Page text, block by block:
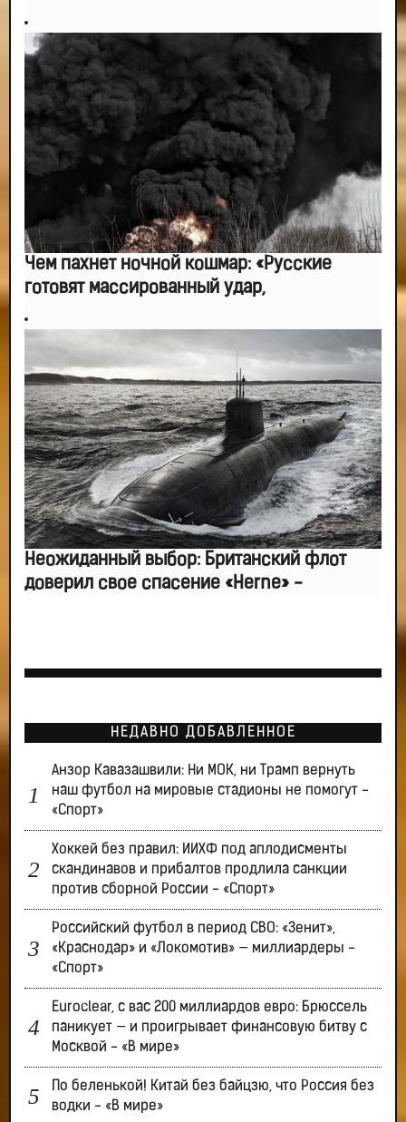
-- Самое большое богатство — это ум. Самая большая нищета — глупость.
Из всех страхов самый пугающий — самолюбование.
-- Лучшее, что можно сделать с хорошим советом, это пропустить его
мимо ушей. Он никогда не бывает полезен никому, кроме того, кто его дал.
-- Люблю давать советы и очень не люблю, когда их дают мне.
Чем пахнет ночной кошмар: «Русские
готовят массированный удар,
Неожиданный выбор: Британский флот
доверил свое спасение «Herne» -
НЕДАВНО ДОБАВЛЕННОЕ
Анзор Кавазашвили: Ни МОК, ни Трамп вернуть
наш футбол на мировые стадионы не помогут -
«Спорт»
Хоккей без правил: ИИХФ под аплодисменты
скандинавов и прибалтов продлила санкции
против сборной России - «Спорт»
Российский футбол в период СВО: «Зенит»,
«Краснодар» и «Локомотив» — миллиардеры -
«Спорт»
Euroclear, с вас 200 миллиардов евро: Брюссель
паникует — и проигрывает финансовую битву с
Москвой - «В мире»
По беленькой! Китай без байцзю, что Россия без
водки - «В мире»